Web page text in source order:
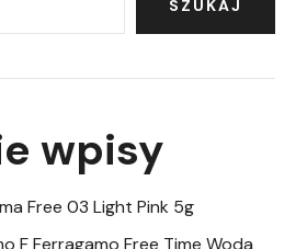
SZUKAJ
wpisy
Free 03 Light Pink 5g